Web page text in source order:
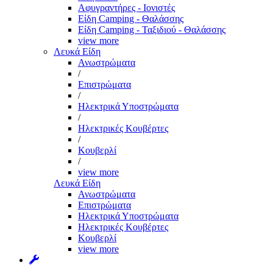
Αφυγραντήρες - Ιονιστές
Είδη Camping - Θαλάσσης
Είδη Camping - Ταξιδιού - Θαλάσσης
view more
Λευκά Είδη
Ανωστρώματα
/
Επιστρώματα
/
Ηλεκτρικά Υποστρώματα
/
Ηλεκτρικές Κουβέρτες
/
Κουβερλί
/
view more
Λευκά Είδη
Ανωστρώματα
Επιστρώματα
Ηλεκτρικά Υποστρώματα
Ηλεκτρικές Κουβέρτες
Κουβερλί
view more